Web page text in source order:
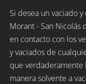
Si desea un vaciado
Morant - San Nicolás
en contacto con los
y vaciados de
que verdaderamente
manera solvente a